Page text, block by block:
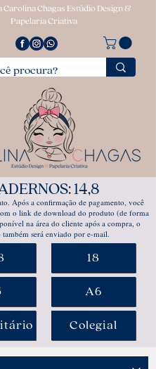
Carolina Chagas Estúdio Design &
Papelaria Criativa
14,8
Após a confirmação de pagamento, você
o link de download do produto (de forma
na área do cliente após a compra, o
também será enviado por e-mail.
18
A6
Colegial